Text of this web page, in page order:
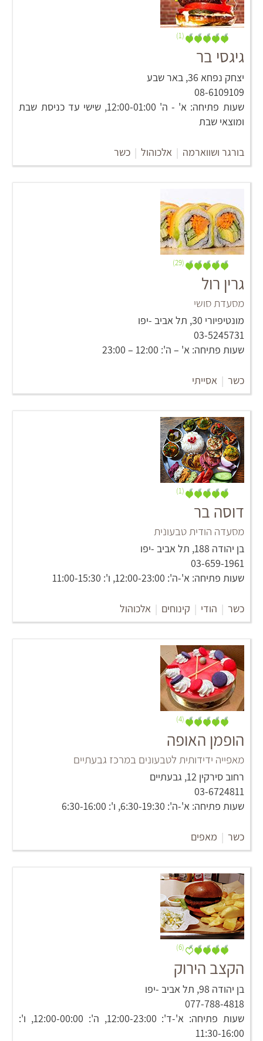
(1)
גיגסי בר
יצחק נפחא 36, באר שבע
08-6109109
שעות פתיחה: א' - ה' 12:00-01:00, שישי עד כניסת שבת
ומוצאי שבת
בורגר ושווארמה | אלכוהול | כשר
(29)
גרין רול
מסעדת סושי
מונטיפיורי 30, תל אביב -יפו
03-5245731
שעות פתיחה: א' – ה': 12:00 – 23:00
כשר | אסייתי
(1)
דוסה בר
מסעדה הודית טבעונית
‏בן יהודה 188‏, תל אביב -יפו
03-659-1961
שעות פתיחה: א'-ה': 12:00-23:00, ו': 11:00-15:30
כשר | הודי | קינוחים | אלכוהול
(4)
הופמן האופה
מאפייה ידידותית לטבעונים במרכז גבעתיים
רחוב סירקין 12, גבעתיים
03-6724811
שעות פתיחה: א'-ה': 6:30-19:30, ו': 6:30-16:00
כשר | מאפים
(6)
הקצב הירוק
בן יהודה 98‏, תל אביב -יפו
077-788-4818
שעות פתיחה: א'-ד': 12:00-23:00, ה': 12:00-00:00, ו':
11:30-16:00